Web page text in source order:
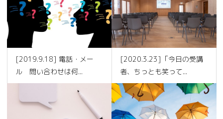
[2019.9.18] 電話・メー
ル 問い合わせは何...
[2020.3.23]「今日の受講
者、ちっとも笑って...